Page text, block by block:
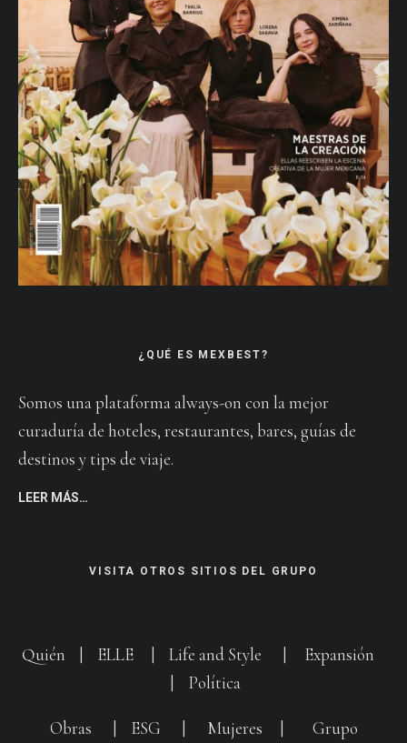
¿QUÉ ES MEXBEST?
Somos una plataforma always-on con la mejor
curaduría de hoteles, restaurantes, bares, guías de
destinos y tips de viaje.
LEER MÁS…
VISITA OTROS SITIOS DEL GRUPO
Quién ELLE Life and Style
Expansión
Política
Obras ESG Mujeres Grupo